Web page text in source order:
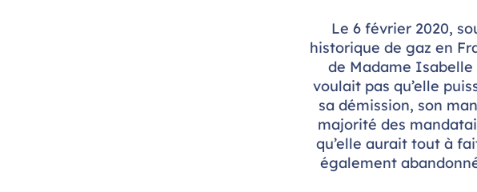
Le 6 février 2020,
historique de gaz en
de Madame Isabelle
voulait pas qu’elle
sa démission, son
majorité des
qu’elle aurait tout à
également